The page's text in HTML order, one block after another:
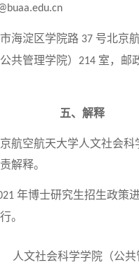
海淀区学院路 37 号北京
共管理学院） 214 室，邮
五、解释
航空航天大学人文社会科
解释。
年博士研究生招生政策
。
人文社会科学学院（公共